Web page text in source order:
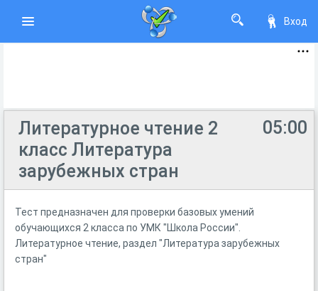
Вход
05:00
Литературное чтение 2
класс Литература
зарубежных стран
Тест предназначен для проверки базовых умений
обучающихся 2 класса по УМК "Школа России".
Литературное чтение, раздел "Литература зарубежных
стран"